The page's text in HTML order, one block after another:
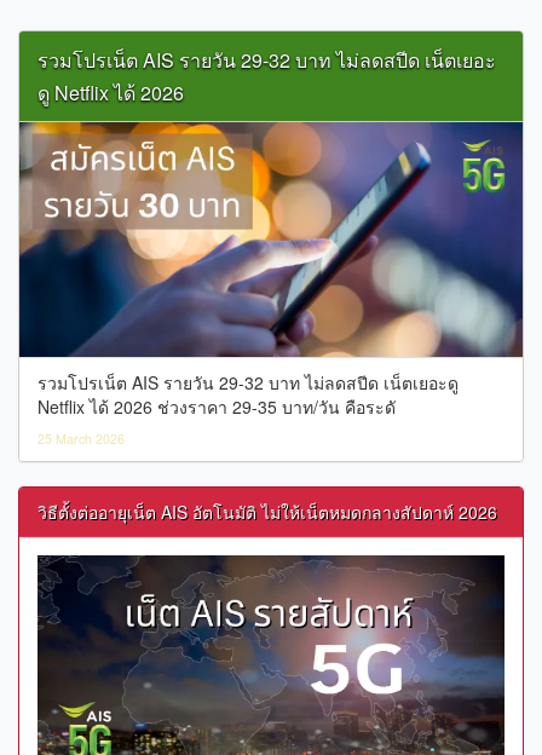
รวมโปรเน็ต AIS รายวัน 29-32 บาท ไม่ลดสปีด เน็ตเยอะ
ดู Netflix ได้ 2026
รวมโปรเน็ต AIS รายวัน 29-32 บาท ไม่ลดสปีด เน็ตเยอะดู
Netflix ได้ 2026 ช่วงราคา 29-35 บาท/วัน คือระดั
25 March 2026
วิธีตั้งต่ออายุเน็ต AIS อัตโนมัติ ไม่ให้เน็ตหมดกลางสัปดาห์ 2026